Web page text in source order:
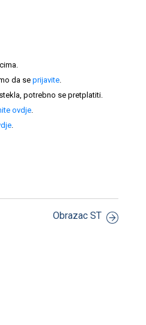
da seprijavite.
potrebno se pretplatiti.
ovdje.
.
Obrazac ST